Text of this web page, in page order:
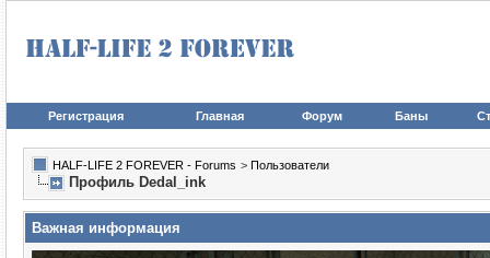
Регистрация Главная Форум Баны
HALF-LIFE 2 FOREVER - Forums > Пользователи
Профиль Dedal_ink
Важная информация